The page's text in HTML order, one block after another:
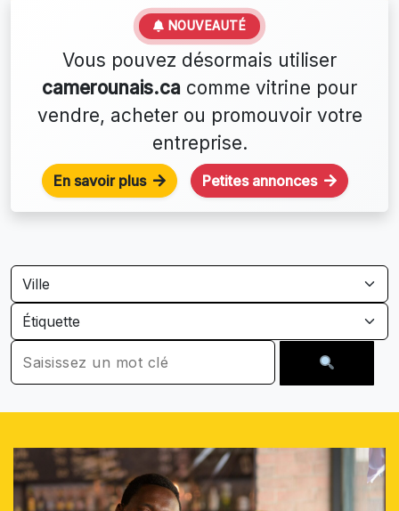
NOUVEAUTÉ
Vous pouvez désormais utiliser
camerounais.ca comme vitrine pour
vendre, acheter ou promouvoir votre
entreprise.
En savoir plus Petites annonces